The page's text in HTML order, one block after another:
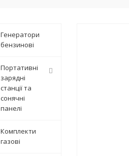
Генератори
бензинові
Портативні
зарядні
станції та
сонячні
панелі
Комплекти
газові